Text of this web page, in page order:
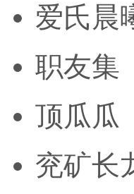
爱氏晨
职友集
顶瓜瓜
兖矿长